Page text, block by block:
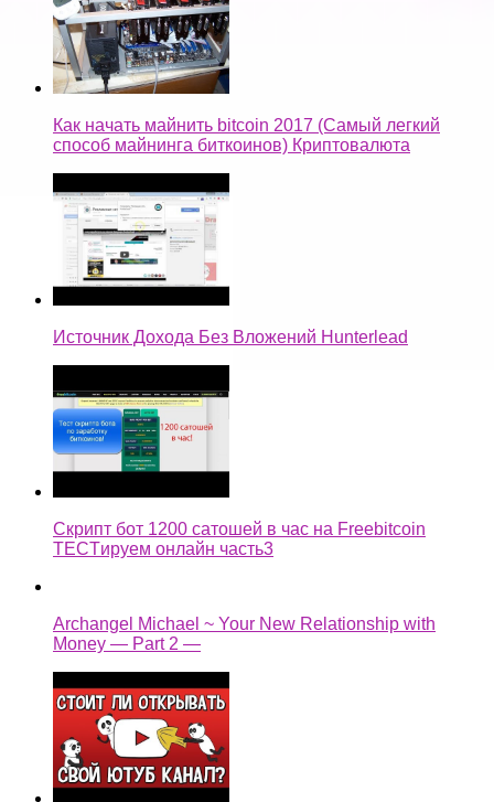
Как начать майнить bitcoin 2017 (Самый легкий
способ майнинга биткоинов) Криптовалюта
Источник Дохода Без Вложений Hunterlead
Скрипт бот 1200 сатошей в час на Freebitcoin
TECTируем онлайн часть3
Archangel Michael ~ Your New Relationship with
Money — Part 2 —